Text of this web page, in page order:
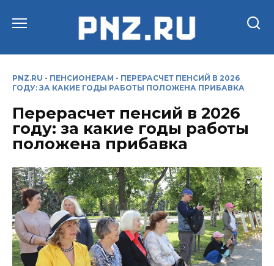
PNZ.RU - ПЕНСИОНЕРАМ - ПЕРЕРАСЧЕТ ПЕНСИЙ В 2026
ГОДУ: ЗА КАКИЕ ГОДЫ РАБОТЫ ПОЛОЖЕНА ПРИБАВКА
Перерасчет пенсий в 2026
году: за какие годы работы
положена прибавка